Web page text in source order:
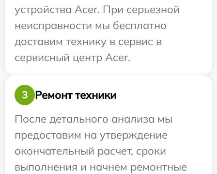
устройства Acer. При серьезной
неисправности мы бесплатно
доставим технику в сервис в
сервисный центр Acer.
3
Ремонт техники
После детального анализа мы
предоставим на утверждение
окончательный расчет, сроки
выполнения и начнем ремонтные